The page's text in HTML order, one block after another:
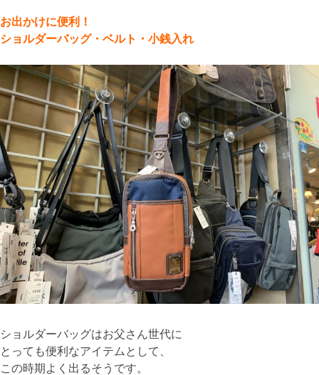
お出かけに便利！
ショルダーバッグ・ベルト・小銭入れ
ショルダーバッグはお父さん世代に
とっても便利なアイテムとして、
この時期よく出るそうです。